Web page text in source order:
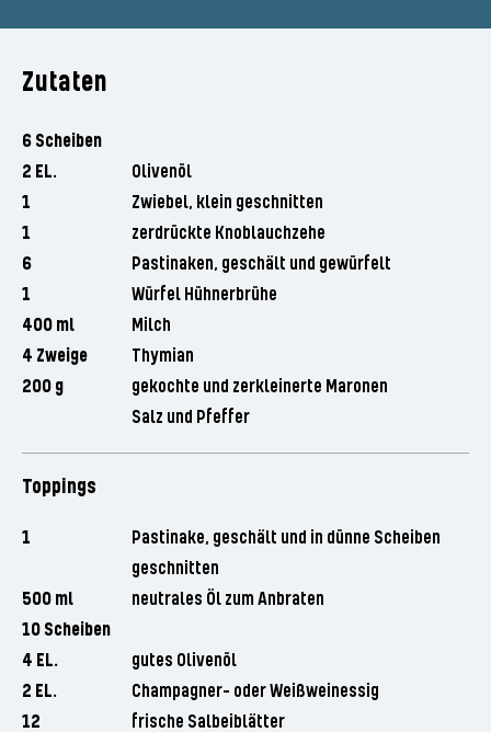
Zutaten
6 Scheiben
2 EL.
Olivenöl
1
Zwiebel, klein geschnitten
1
zerdrückte Knoblauchzehe
6
Pastinaken, geschält und gewürfelt
1
Würfel Hühnerbrühe
400 ml
Milch
4 Zweige
Thymian
200 g
gekochte und zerkleinerte Maronen
Salz und Pfeffer
Toppings
1
Pastinake, geschält und in dünne Scheiben
geschnitten
500 ml
neutrales Öl zum Anbraten
10 Scheiben
4 EL.
gutes Olivenöl
2 EL.
Champagner- oder Weißweinessig
12
frische Salbeiblätter